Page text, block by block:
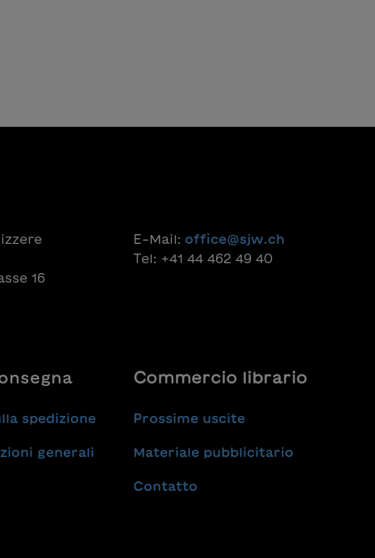
16
E-Mail: office@sjw.ch
Tel: +41 44 462 49 40
spedizione
generali
Commercio librario
Prossime uscite
Materiale pubblicitario
Contatto